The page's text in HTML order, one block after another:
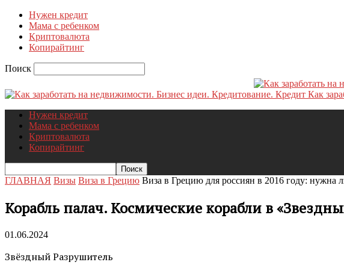
Нужен кредит
Мама с ребенком
Криптовалюта
Копирайтинг
Поиск
Как
Нужен кредит
Мама с ребенком
Криптовалюта
Копирайтинг
ГЛАВНАЯ Визы Виза в Грецию Виза в Грецию для россиян в 2016 году: нужна
Корабль палач. Космические корабли в
01.06.2024
Звёздный Разрушитель